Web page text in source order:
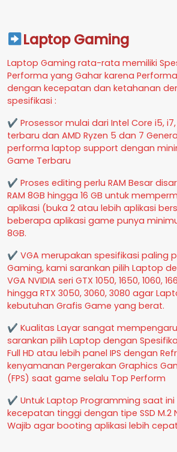
Laptop Gaming
Laptop Gaming rata-rata memiliki
Performa yang Gahar karena
dengan kecepatan dan ketahanan
spesifikasi :
✔ Prosessor mulai dari Intel Core i5,
terbaru dan AMD Ryzen 5 dan 7
performa laptop support dengan
Game Terbaru
✔ Proses editing perlu RAM Besar
RAM 8GB hingga 16 GB untuk
aplikasi (buka 2 atau lebih aplikasi
beberapa aplikasi game punya
8GB.
✔ VGA merupakan spesifikasi paling
Gaming, kami sarankan pilih Laptop
VGA NVIDIA seri GTX 1050, 1650, 1060,
hingga RTX 3050, 3060, 3080 agar
kebutuhan Grafis Game yang berat.
✔ Kualitas Layar sangat
sarankan pilih Laptop dengan
Full HD atau lebih panel IPS dengan
kenyamanan Pergerakan Graphics
(FPS) saat game selalu Top Perform
✔ Untuk Laptop Programming saat ini
kecepatan tinggi dengan tipe SSD M.2
Wajib agar booting aplikasi lebih